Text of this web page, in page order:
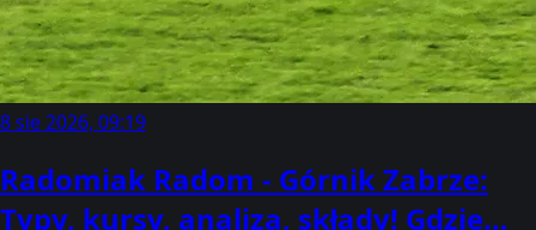
8 sie 2026, 09:19
Radomiak Radom - Górnik Zabrze:
Typy, kursy, analiza, składy! Gdzie